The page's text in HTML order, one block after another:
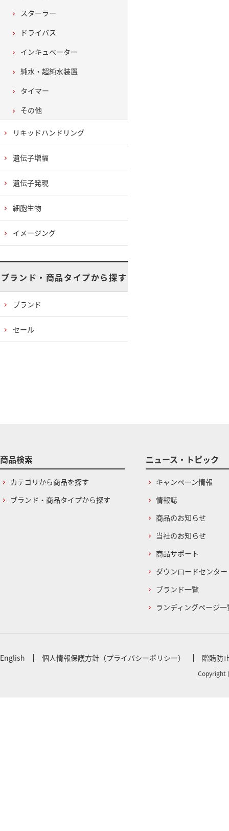
スターラー
ドライバス
インキュベーター
純水・超純水装置
タイマー
その他
リキッドハンドリング
遺伝子増幅
遺伝子発現
細胞生物
イメージング
ブランド・商品タイプから探す
ブランド
セール
商品検索
カテゴリから商品を探す
ブランド・商品タイプから探す
ニュース・トピック
キャンペーン情報
情報誌
商品のお知らせ
当社のお知らせ
商品サポート
ダウンロードセンター
ブランド一覧
ランディングページ一
English 個人情報保護方針（プライバシーポリシー） 贈賄防
Copyright